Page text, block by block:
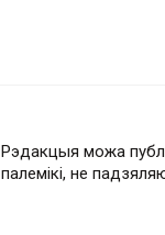
Рэдакцыя можа
палемікі, не